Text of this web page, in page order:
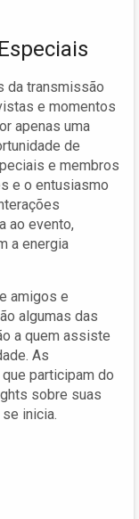
da transmissão
e momentos
apenas uma
de
e membros
e o entusiasmo
ao evento,
a energia
amigos e
algumas das
a quem assiste
As
participam do
sobre suas
inicia.